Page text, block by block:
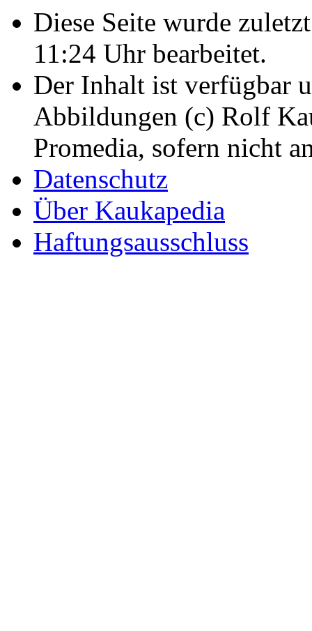
Diese Seite wurde
11:24 Uhr bearbeitet.
Der Inhalt ist verfügbar
Abbildungen (c) Rolf
Promedia, sofern nicht
Datenschutz
Über Kaukapedia
Haftungsausschluss